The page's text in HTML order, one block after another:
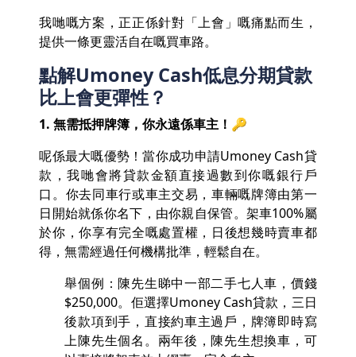
我哋嘅方案，正正係針對「上會」嘅痛點而生，
提供一條更靈活自在嘅買車路。
點解Umoney Cash低息分期貸款
比上會更彈性？
1. 無需抵押牌簿，你永遠係車主！🔑
呢係最大嘅優勢！當你成功申請Umoney Cash貸
款，我哋會將貸款金額直接過數到你嘅銀行戶
口。你去同車行或車主交易，車輛嘅牌簿由第一
日開始就係你名下，由你親自保管。架車100%屬
於你，你享有完全嘅處置權，日後想幾時賣車都
得，無需經過任何機構批準，輕鬆自在。
舉個例：陳先生睇中一部二手七人車，價錢
$250,000。佢選擇Umoney Cash貸款，三日
後款項到手，直接約車主過戶，牌簿即時寫
上陳先生個名。兩年後，陳先生想換車，可